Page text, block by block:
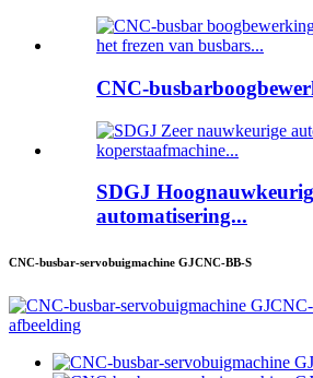
CNC-
SDGJ
automatisering...
CNC-busbar-servobuigmachine GJCNC-BB-S